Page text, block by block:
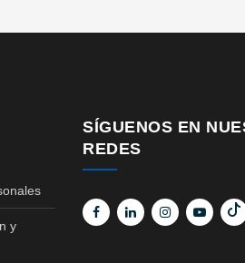
y
SÍGUENOS EN
REDES